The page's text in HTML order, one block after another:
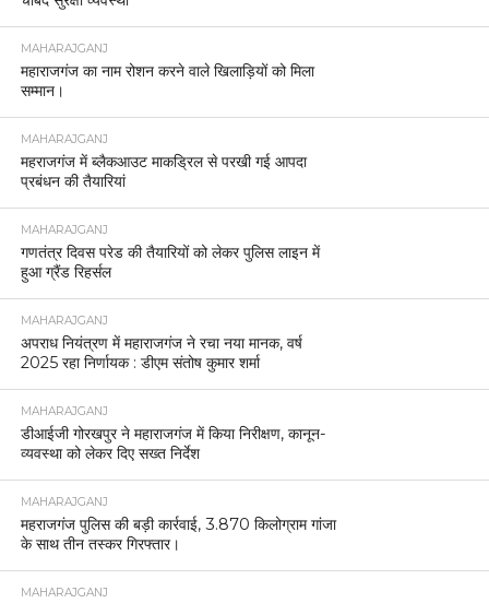
MAHARAJGANJ
महाराजगंज का नाम रोशन करने वाले खिलाड़ियों को मिला
सम्मान।
MAHARAJGANJ
महराजगंज में ब्लैकआउट माकड्रिल से परखी गई आपदा
प्रबंधन की तैयारियां
MAHARAJGANJ
गणतंत्र दिवस परेड की तैयारियों को लेकर पुलिस लाइन में
हुआ ग्रैंड रिहर्सल
MAHARAJGANJ
अपराध नियंत्रण में महाराजगंज ने रचा नया मानक, वर्ष
2025 रहा निर्णायक : डीएम संतोष कुमार शर्मा
MAHARAJGANJ
डीआईजी गोरखपुर ने महाराजगंज में किया निरीक्षण, कानून-
व्यवस्था को लेकर दिए सख्त निर्देश
MAHARAJGANJ
महराजगंज पुलिस की बड़ी कार्रवाई, 3.870 किलोग्राम गांजा
के साथ तीन तस्कर गिरफ्तार।
MAHARAJGANJ